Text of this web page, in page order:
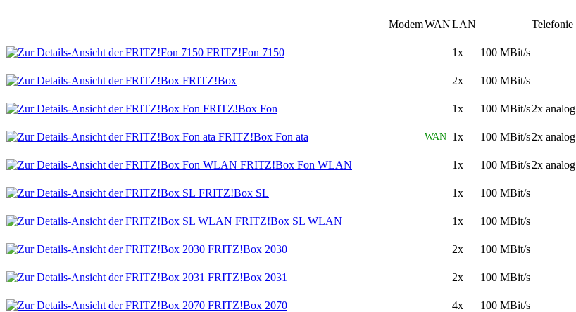
ModemWANLAN Telefonie
FRITZ!Fon 7150
1x 100 MBit/s
FRITZ!Box
2x 100 MBit/s
FRITZ!Box Fon
1x 100 MBit/s2x analog
FRITZ!Box Fon ata
WAN 1x 100 MBit/s2x analog
FRITZ!Box Fon WLAN
1x 100 MBit/s2x analog
FRITZ!Box SL
1x 100 MBit/s
FRITZ!Box SL WLAN
1x 100 MBit/s
FRITZ!Box 2030
2x 100 MBit/s
FRITZ!Box 2031
2x 100 MBit/s
FRITZ!Box 2070
4x 100 MBit/s